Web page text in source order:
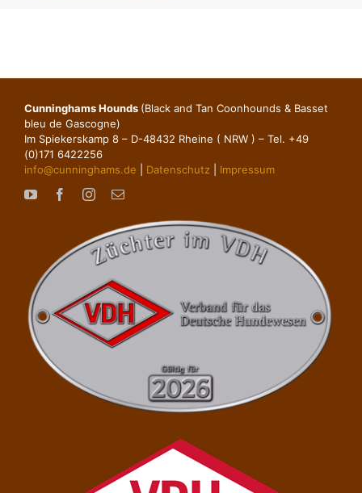
Cunninghams Hounds (Black and Tan Coonhounds & Basset
bleu de Gascogne)
Im Spiekerskamp 8 – D-48432 Rheine ( NRW ) – Tel. +49
(0)171 6422256
info@cunninghams.de
Datenschutz Impressum